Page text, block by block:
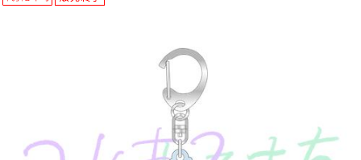
ASOBI STAGE
プレミアム会員とは
プロジェクトアイマス ヴイアライヴ